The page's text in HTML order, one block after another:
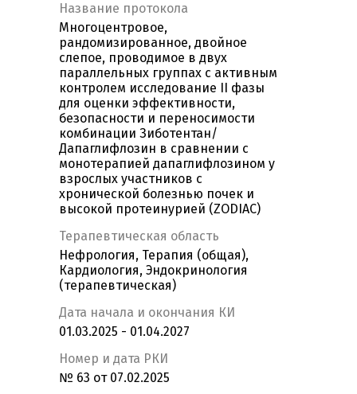
Название протокола
Многоцентровое,
рандомизированное, двойное
слепое, проводимое в двух
параллельных группах с активным
контролем исследование II фазы
для оценки эффективности,
безопасности и переносимости
комбинации Зиботентан/
Дапаглифлозин в сравнении с
монотерапией дапаглифлозином у
взрослых участников с
хронической болезнью почек и
высокой протеинурией (ZODIAC)
Терапевтическая область
Нефрология, Терапия (общая),
Кардиология, Эндокринология
(терапевтическая)
Дата начала и окончания КИ
01.03.2025 - 01.04.2027
Номер и дата РКИ
№ 63 от 07.02.2025